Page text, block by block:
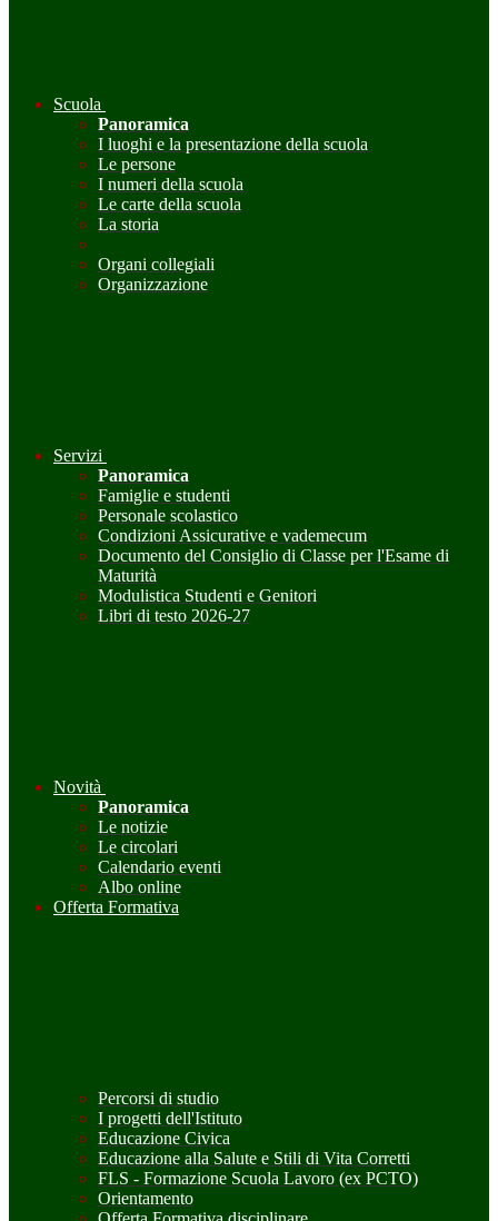
Scuola
Panoramica
I luoghi e la presentazione della scuola
Le persone
I numeri della scuola
Le carte della scuola
La storia
Organi collegiali
Organizzazione
Servizi
Panoramica
Famiglie e studenti
Personale scolastico
Condizioni Assicurative e vademecum
Documento del Consiglio di Classe per l'Esame di
Maturità
Modulistica Studenti e Genitori
Libri di testo 2026-27
Novità
Panoramica
Le notizie
Le circolari
Calendario eventi
Albo online
Offerta Formativa
Percorsi di studio
I progetti dell'Istituto
Educazione Civica
Educazione alla Salute e Stili di Vita Corretti
FLS - Formazione Scuola Lavoro (ex PCTO)
Orientamento